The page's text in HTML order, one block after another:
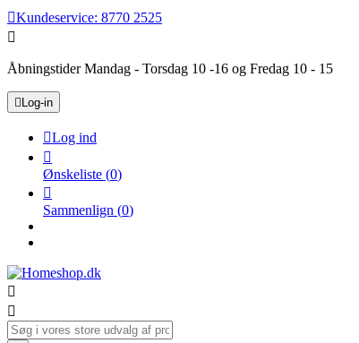
Kundeservice: 8770 2525

Åbningstider Mandag - Torsdag 10 -16 og Fredag 10 - 15
 Log-in
Log ind

Ønskeliste (0)

Sammenlign (0)

